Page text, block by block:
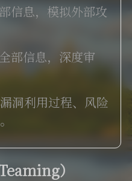
信息，模拟外部攻
部信息，深度审
洞利用过程、风险
）